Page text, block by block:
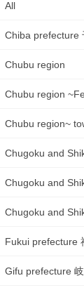
All
Chiba prefecture
Chubu region
Chubu region
Chubu region~
Chugoku and
Chugoku and
Chugoku and
Fukui prefecture
Gifu prefecture